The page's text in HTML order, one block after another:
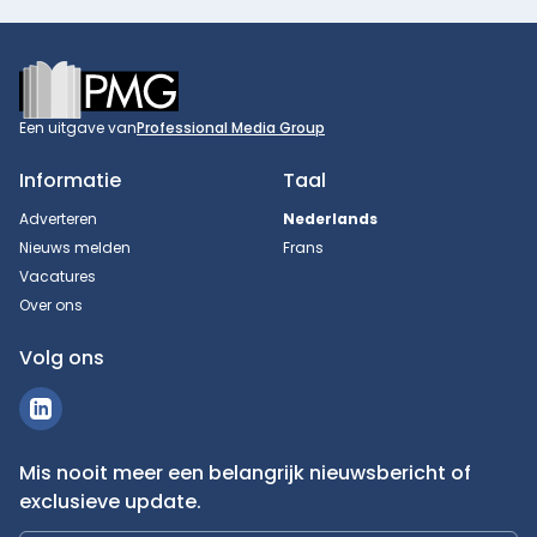
Footer
Een uitgave vanProfessional Media Group
Informatie
Adverteren
Nieuws melden
Vacatures
Over ons
Taal
Nederlands
Frans
Volg ons
Mis nooit meer een belangrijk nieuwsbericht of
exclusieve update.